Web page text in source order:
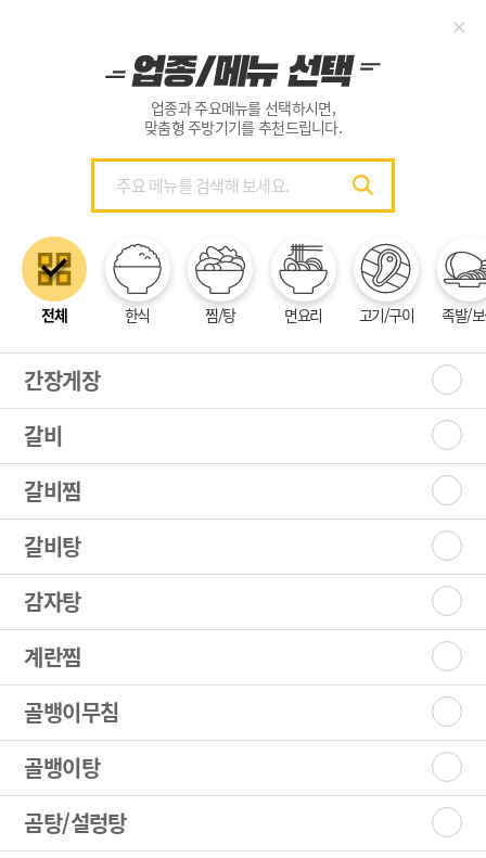
업종과 주요메뉴를 선택하시면,
맞춤형 주방기기를 추천드립니다.
전체 한식 찜/탕 면요리 고기/구이 족발/
간장게장
갈비
갈비찜
갈비탕
감자탕
계란찜
골뱅이무침
골뱅이탕
곰탕/설렁탕